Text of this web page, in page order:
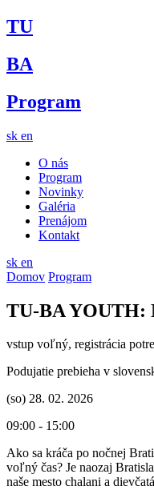
TU
BA
Program
sk en
O nás
Program
Novinky
Galéria
Prenájom
Kontakt
sk en
Domov Program
TU-BA YOUTH:
vstup voľný, registrácia
Podujatie prebieha v
(so) 28. 02. 2026
09:00 - 15:00
Ako sa kráča po nočnej
voľný čas? Je naozaj
naše mesto chalani a